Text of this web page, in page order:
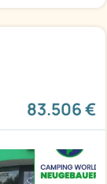
83.506 €